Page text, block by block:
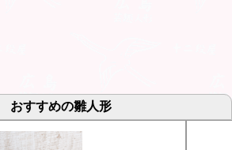
おすすめの雛人形